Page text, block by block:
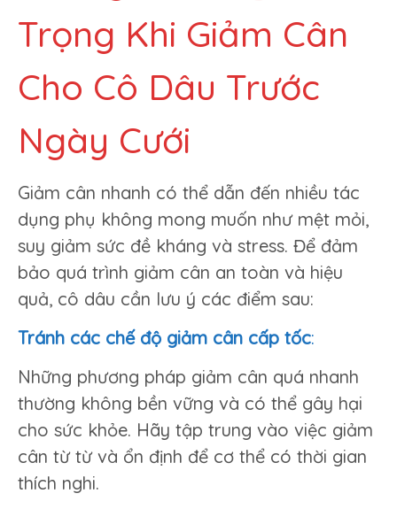
Trọng Khi Giảm Cân
Cho Cô Dâu Trước
Ngày Cưới
Giảm cân nhanh có thể dẫn đến nhiều tác
dụng phụ không mong muốn như mệt mỏi,
suy giảm sức đề kháng và stress. Để đảm
bảo quá trình giảm cân an toàn và hiệu
quả, cô dâu cần lưu ý các điểm sau:
Tránh các chế độ giảm cân cấp tốc:
Những phương pháp giảm cân quá nhanh
thường không bền vững và có thể gây hại
cho sức khỏe. Hãy tập trung vào việc giảm
cân từ từ và ổn định để cơ thể có thời gian
thích nghi.